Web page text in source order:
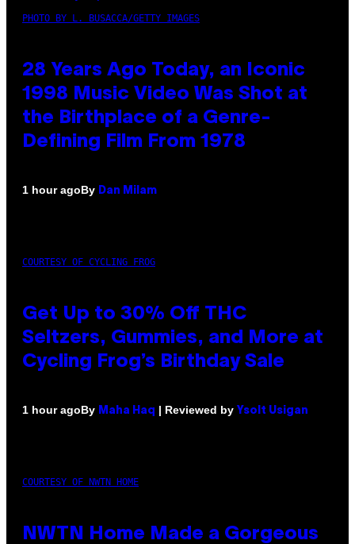
PHOTO BY L. BUSACCA/GETTY IMAGES
28 Years Ago Today, an Iconic
1998 Music Video Was Shot at
the Birthplace of a Genre-
Defining Film From 1978
1 hour agoBy Dan Milam
COURTESY OF CYCLING FROG
Get Up to 30% Off THC
Seltzers, Gummies, and More at
Cycling Frog’s Birthday Sale
1 hour agoBy Maha Haq | Reviewed by Ysolt Usigan
COURTESY OF NWTN HOME
NWTN Home Made a Gorgeous